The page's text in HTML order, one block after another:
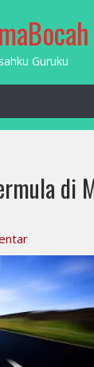
Guruku
di